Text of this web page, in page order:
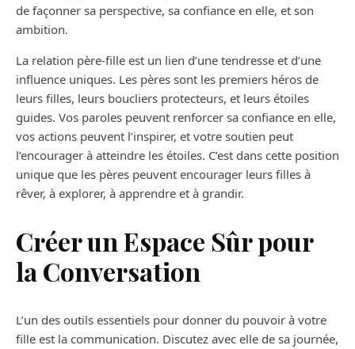
de façonner sa perspective, sa confiance en elle, et son
ambition.
La relation père-fille est un lien d’une tendresse et d’une
influence uniques. Les pères sont les premiers héros de
leurs filles, leurs boucliers protecteurs, et leurs étoiles
guides. Vos paroles peuvent renforcer sa confiance en elle,
vos actions peuvent l’inspirer, et votre soutien peut
l’encourager à atteindre les étoiles. C’est dans cette position
unique que les pères peuvent encourager leurs filles à
rêver, à explorer, à apprendre et à grandir.
Créer un Espace Sûr pour
la Conversation
L’un des outils essentiels pour donner du pouvoir à votre
fille est la communication. Discutez avec elle de sa journée,